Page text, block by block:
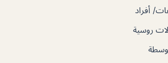
أفراد
روسية